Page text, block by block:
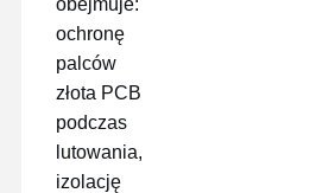
ochronę
palców
złota PCB
podczas
lutowania,
izolację